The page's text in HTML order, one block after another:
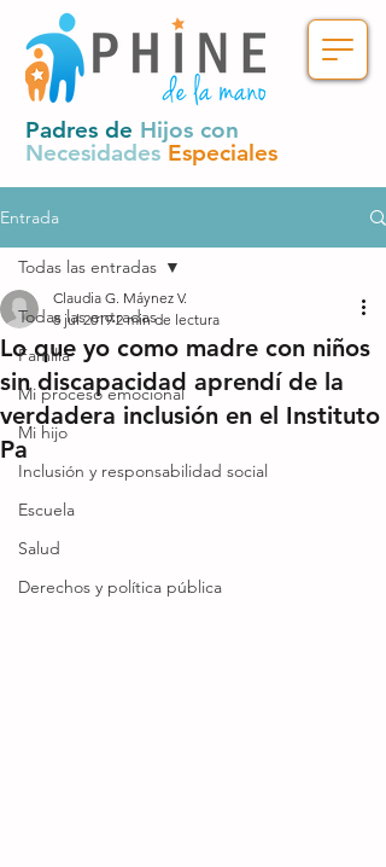
Padres de Hijos con
Necesidades Especiales
Entrada
Todas las entradas
Familia
Mi proceso emocional
Mi hijo
Inclusión y responsabilidad social
Escuela
Salud
Derechos y política pública
Todas las entradas
Lo que yo como madre con niños
sin discapacidad aprendí de la
verdadera inclusión en el Instituto
Pa
Claudia G. Máynez V.
8 jul 2019 2 min de lectura